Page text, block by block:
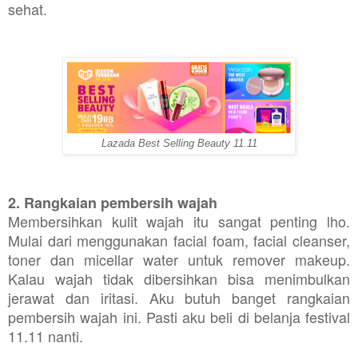
sehat.
Lazada Best Selling Beauty 11.11
2. Rangkaian pembersih wajah
Membersihkan kulit wajah itu sangat penting lho.
Mulai dari menggunakan facial foam, facial cleanser,
toner dan micellar water untuk remover makeup.
Kalau wajah tidak dibersihkan bisa menimbulkan
jerawat dan iritasi. Aku butuh banget rangkaian
pembersih wajah ini. Pasti aku beli di belanja festival
11.11 nanti.